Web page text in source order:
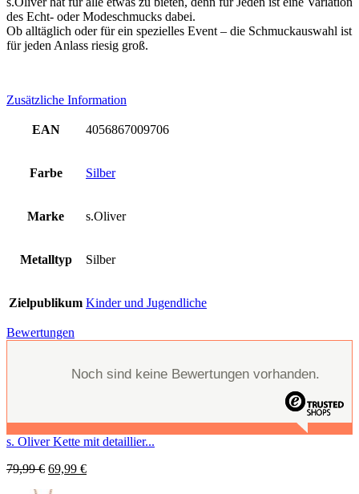
des Echt- oder Modeschmucks dabei.
Ob alltäglich oder für ein spezielles Event – die Schmuckauswahl ist
für jeden Anlass riesig groß.
Zusätzliche Information
EAN 4056867009706
Farbe Silber
Marke s.Oliver
Metalltyp Silber
Zielpublikum Kinder und Jugendliche
Bewertungen
Noch sind keine Bewertungen vorhanden.
s. Oliver Kette mit detaillier...
79,99€ 69,99 €